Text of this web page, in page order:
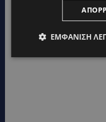
ΕΞΩΤΙΚΑ ΖΩΑ ΣΤΗΝ
πότε απαγορεύεται
Ποια ζώα μπορείς να
ΕΜΦΆΝΙΣΗ